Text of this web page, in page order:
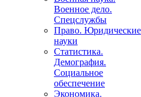
Военное дело.
Спецслужбы
Право. Юридические
науки
Статистика.
Демография.
Социальное
обеспечение
Экономика.